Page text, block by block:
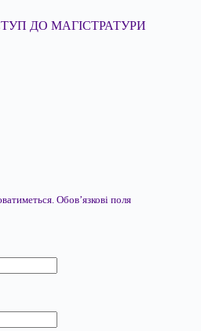
ДО МАГІСТРАТУРИ
Обов’язкові поля